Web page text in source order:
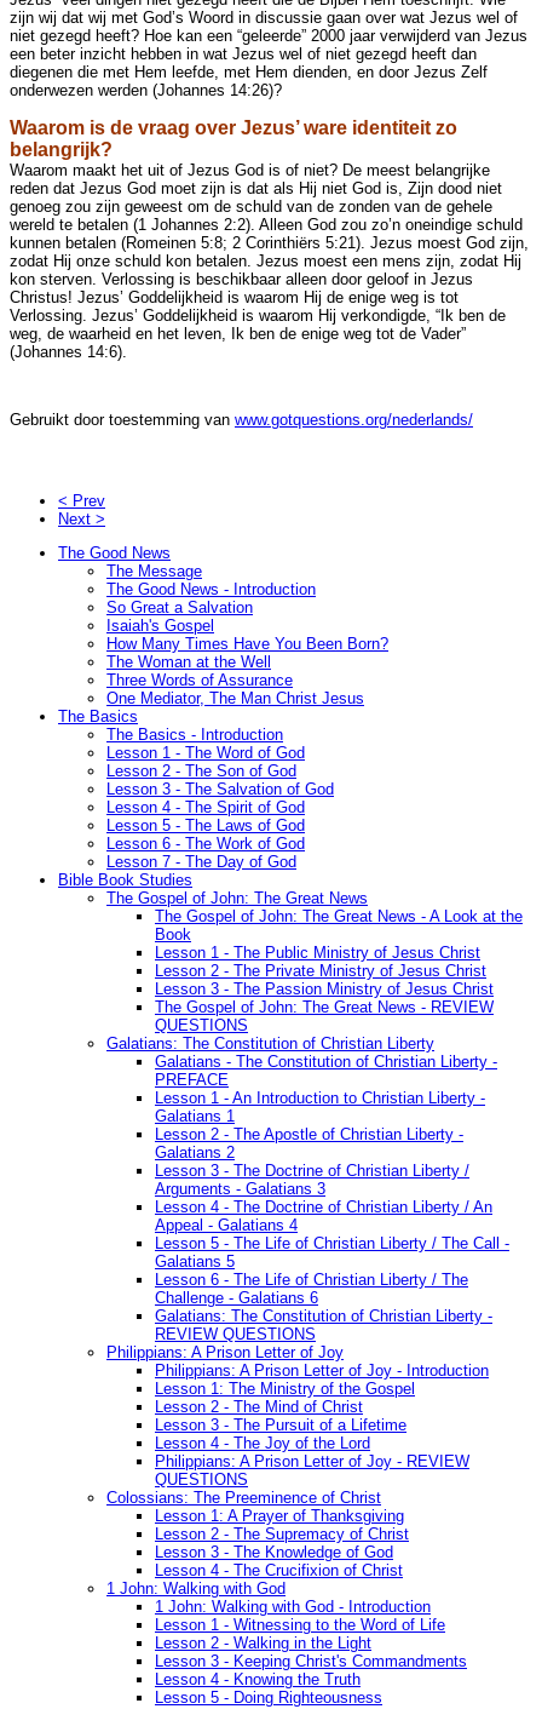
zijn wij dat wij met God’s Woord in discussie gaan over wat Jezus wel of
niet gezegd heeft? Hoe kan een “geleerde” 2000 jaar verwijderd van Jezus
een beter inzicht hebben in wat Jezus wel of niet gezegd heeft dan
diegenen die met Hem leefde, met Hem dienden, en door Jezus Zelf
onderwezen werden (Johannes 14:26)?
Waarom is de vraag over Jezus’ ware identiteit zo
belangrijk?
Waarom maakt het uit of Jezus God is of niet? De meest belangrijke
reden dat Jezus God moet zijn is dat als Hij niet God is, Zijn dood niet
genoeg zou zijn geweest om de schuld van de zonden van de gehele
wereld te betalen (1 Johannes 2:2). Alleen God zou zo’n oneindige schuld
kunnen betalen (Romeinen 5:8; 2 Corinthiërs 5:21). Jezus moest God zijn,
zodat Hij onze schuld kon betalen. Jezus moest een mens zijn, zodat Hij
kon sterven. Verlossing is beschikbaar alleen door geloof in Jezus
Christus! Jezus’ Goddelijkheid is waarom Hij de enige weg is tot
Verlossing. Jezus’ Goddelijkheid is waarom Hij verkondigde, “Ik ben de
weg, de waarheid en het leven, Ik ben de enige weg tot de Vader”
(Johannes 14:6).
Gebruikt door toestemming van www.gotquestions.org/nederlands/
< Prev
Next >
The Good News
The Message
The Good News - Introduction
So Great a Salvation
Isaiah's Gospel
How Many Times Have You Been Born?
The Woman at the Well
Three Words of Assurance
One Mediator, The Man Christ Jesus
The Basics
The Basics - Introduction
Lesson 1 - The Word of God
Lesson 2 - The Son of God
Lesson 3 - The Salvation of God
Lesson 4 - The Spirit of God
Lesson 5 - The Laws of God
Lesson 6 - The Work of God
Lesson 7 - The Day of God
Bible Book Studies
The Gospel of John: The Great News
The Gospel of John: The Great News - A Look at the
Book
Lesson 1 - The Public Ministry of Jesus Christ
Lesson 2 - The Private Ministry of Jesus Christ
Lesson 3 - The Passion Ministry of Jesus Christ
The Gospel of John: The Great News - REVIEW
QUESTIONS
Galatians: The Constitution of Christian Liberty
Galatians - The Constitution of Christian Liberty -
PREFACE
Lesson 1 - An Introduction to Christian Liberty -
Galatians 1
Lesson 2 - The Apostle of Christian Liberty -
Galatians 2
Lesson 3 - The Doctrine of Christian Liberty /
Arguments - Galatians 3
Lesson 4 - The Doctrine of Christian Liberty / An
Appeal - Galatians 4
Lesson 5 - The Life of Christian Liberty / The Call -
Galatians 5
Lesson 6 - The Life of Christian Liberty / The
Challenge - Galatians 6
Galatians: The Constitution of Christian Liberty -
REVIEW QUESTIONS
Philippians: A Prison Letter of Joy
Philippians: A Prison Letter of Joy - Introduction
Lesson 1: The Ministry of the Gospel
Lesson 2 - The Mind of Christ
Lesson 3 - The Pursuit of a Lifetime
Lesson 4 - The Joy of the Lord
Philippians: A Prison Letter of Joy - REVIEW
QUESTIONS
Colossians: The Preeminence of Christ
Lesson 1: A Prayer of Thanksgiving
Lesson 2 - The Supremacy of Christ
Lesson 3 - The Knowledge of God
Lesson 4 - The Crucifixion of Christ
1 John: Walking with God
1 John: Walking with God - Introduction
Lesson 1 - Witnessing to the Word of Life
Lesson 2 - Walking in the Light
Lesson 3 - Keeping Christ's Commandments
Lesson 4 - Knowing the Truth
Lesson 5 - Doing Righteousness